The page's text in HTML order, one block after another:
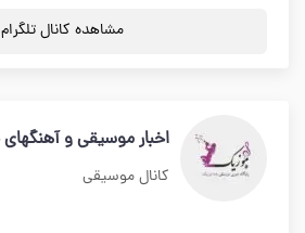
مشاهده کانال تلگرام
اخبار موسیقی و
کانال موسیقی